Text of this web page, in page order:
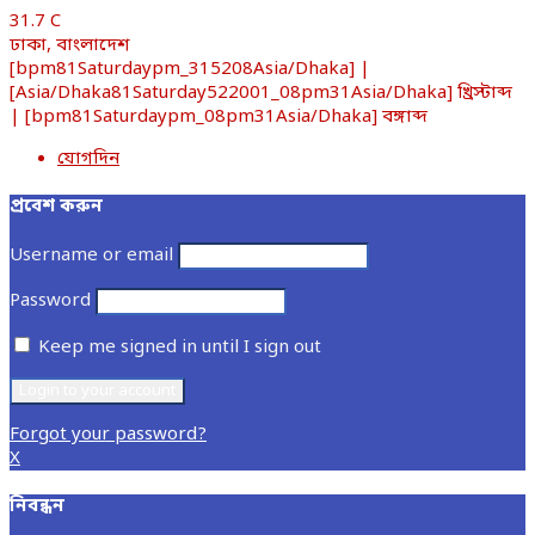
31.7 C
ঢাকা, বাংলাদেশ
[bpm81Saturdaypm_315208Asia/Dhaka] |
[Asia/Dhaka81Saturday522001_08pm31Asia/Dhaka] খ্রিস্টাব্দ
| [bpm81Saturdaypm_08pm31Asia/Dhaka] বঙ্গাব্দ
যোগদিন
প্রবেশ করুন
Username or email
Password
Keep me signed in until I sign out
Forgot your password?
X
নিবন্ধন